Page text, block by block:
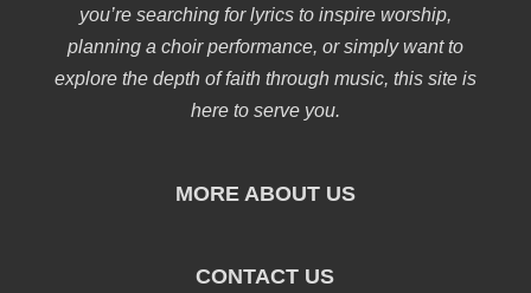
you’re searching for lyrics to inspire worship,
planning a choir performance, or simply want to
explore the depth of faith through music, this site is
here to serve you.
MORE ABOUT US
CONTACT US